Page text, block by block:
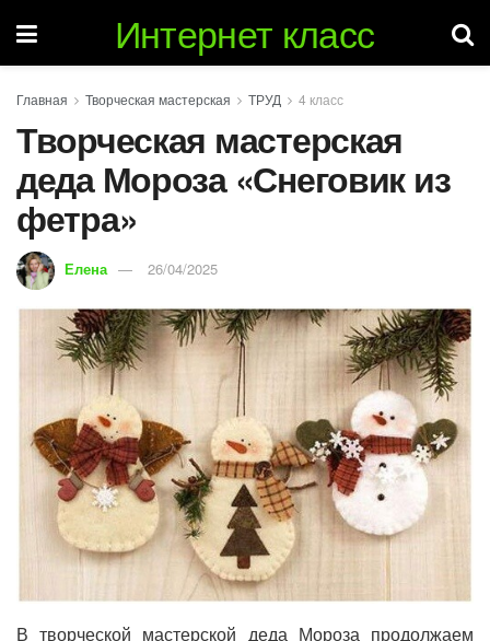
Интернет класс
Главная Творческая мастерская ТРУД 4 класс
Творческая мастерская
деда Мороза «Снеговик из
фетра»
Елена 26/04/2025
В творческой мастерской деда Мороза продолжаем